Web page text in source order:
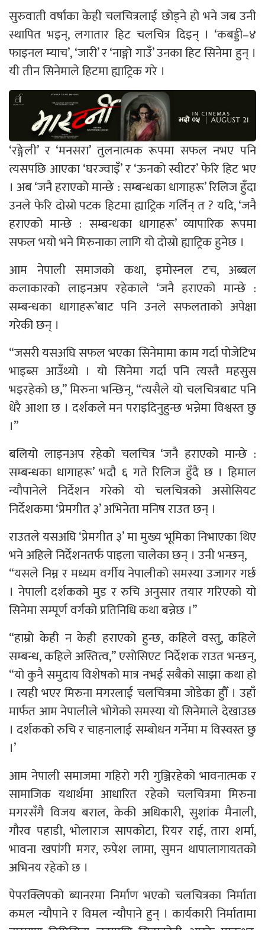
सुरुवाती वर्षाका केही चलचित्रलाई छोड्ने हो भने जब उनी
स्थापित भइन्, लगातार हिट चलचित्र दिइन् । ‘कबड्डी–४
फाइनल म्याच’, ‘जारी’ र ‘नाङ्गो गाउँ’ उनका हिट सिनेमा हुन् ।
यी तीन सिनेमाले हिटमा ह्याट्रिक गरे ।
‘रङ्गेली’ र ‘मनसरा’ तुलनात्मक रूपमा सफल नभए पनि
त्यसपछि आएका ‘घरज्वाइँ’ र ‘ऊनको स्वीटर’ फेरि हिट भए
। अब ‘जनै हराएको मान्छे : सम्बन्धका धागाहरू’ रिलिज हुँदा
उनले फेरि दोस्रो पटक हिटमा ह्याट्रिक गर्लिन् त ? यदि, ‘जनै
हराएको मान्छे : सम्बन्धका धागाहरू’ व्यापारिक रूपमा
सफल भयो भने मिरुनाका लागि यो दोस्रो ह्याट्रिक हुनेछ ।
आम नेपाली समाजको कथा, इमोस्नल टच, अब्बल
कलाकारको लाइनअप रहेकाले ‘जनै हराएको मान्छे :
सम्बन्धका धागाहरू’बाट पनि उनले सफलताको अपेक्षा
गरेकी छन् ।
“जसरी यसअघि सफल भएका सिनेमामा काम गर्दा पोजेटिभ
भाइब्स आउँथ्यो । यो सिनेमा गर्दा पनि त्यस्तै महसुस
भइरहेको छ,” मिरुना भन्छिन्, “त्यसैले यो चलचित्रबाट पनि
धेरै आशा छ । दर्शकले मन पराइदिनुहुन्छ भन्नेमा विश्वस्त छु
।”
बलियो लाइनअप रहेको चलचित्र ‘जनै हराएको मान्छे :
सम्बन्धका धागाहरू’ भदौ ६ गते रिलिज हुँदै छ । हिमाल
न्यौपानेले निर्देशन गरेको यो चलचित्रको असोसियट
निर्देशकमा ‘प्रेमगीत ३’ अभिनेता मनिष राउत छन् ।
राउतले यसअघि ‘प्रेमगीत ३’ मा मुख्य भूमिका निभाएका थिए
भने अहिले निर्देशनतर्फ पाइला चालेका छन् । उनी भन्छन्,
“यसले निम्न र मध्यम वर्गीय नेपालीको समस्या उजागर गर्छ
। नेपाली दर्शकको मुड र रुचि अनुसार तयार गरिएको यो
सिनेमा सम्पूर्ण वर्गको प्रतिनिधि कथा बन्नेछ ।”
“हाम्रो केही न केही हराएको हुन्छ, कहिले वस्तु, कहिले
सम्बन्ध, कहिले अस्तित्व,” एसोसिएट निर्देशक राउत भन्छन्,
“यो कुनै समुदाय विशेषको मात्र नभई सबैको साझा कथा हो
। त्यही भएर मिरुना मगरलाई चलचित्रमा जोडेका हुौँ । उहाँ
मार्फत आम नेपालीले भोगेको समस्या यो सिनेमाले देखाउछ
। दर्शकको रुचि र चाहनालाई सम्बोधन गर्नेमा म विस्वस्त छु
।’
आम नेपाली समाजमा गहिरो गरी गुञ्जिरहेको भावनात्मक र
सामाजिक यथार्थमा आधारित रहेको चलचित्रमा मिरुना
मगरसँगै विजय बराल, केकी अधिकारी, सुशांक मैनाली,
गौरव पहाडी, भोलाराज सापकोटा, रियर राई, तारा शर्मा,
भावना खपांगी मगर, रुपेश लामा, सुमन थापालागायतको
अभिनय रहेको छ ।
पेपरक्लिपको ब्यानरमा निर्माण भएको चलचित्रका निर्माता
कमल न्यौपाने र विमल न्यौपाने हुन् । कार्यकारी निर्मातामा